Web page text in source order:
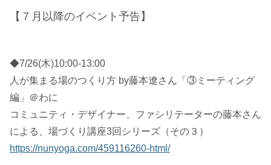
【７月以降のイベント予告】
◆7/26(木)10:00-13:00
人が集まる場のつくり方 by藤本遼さん「③ミーティング
編」＠わに
コミュニティ・デザイナー、ファシリテーターの藤本さん
による、場づくり講座3回シリーズ（その３）
https://nunyoga.com/459116260-html/